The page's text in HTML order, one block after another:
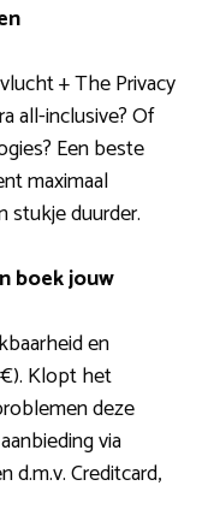
+ The Privacy
all-inclusive? Of
Een beste
maximaal
stukje duurder.
boek jouw
en
Klopt het
deze
via
Creditcard,